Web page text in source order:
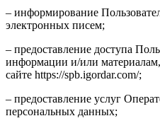
– информирование
электронных писем;
– предоставление доступа
информации и/или
сайте https://spb.igordar.com/;
– предоставление услуг
персональных данных;